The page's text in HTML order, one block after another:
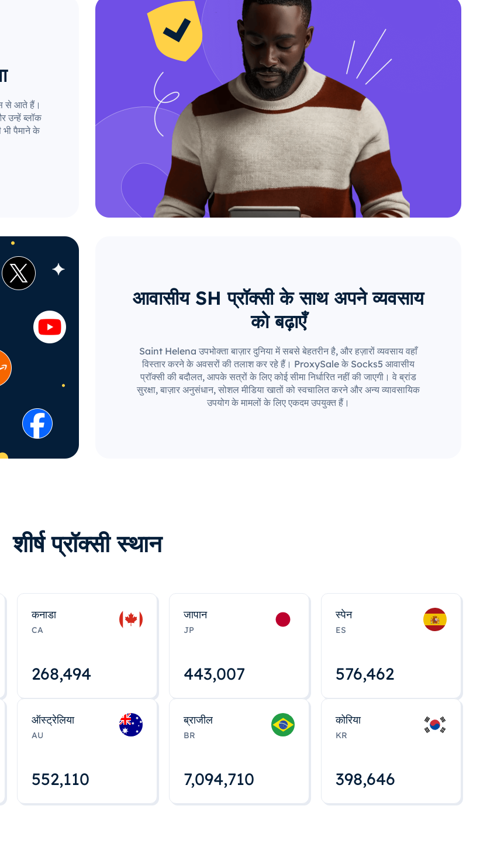
से आते हैं।
उन्हें ब्लॉक
पैमाने के
आवासीय SH प्रॉक्सी के साथ अपने व्यवसाय
को बढ़ाएँ
Saint Helena उपभोक्ता बाज़ार दुनिया में सबसे बेहतरीन है, और हज़ारों व्यवसाय वहाँ
विस्तार करने के अवसरों की तलाश कर रहे हैं। ProxySale के Socks5 आवासीय
प्रॉक्सी की बदौलत, आपके सत्रों के लिए कोई सीमा निर्धारित नहीं की जाएगी। वे ब्रांड
सुरक्षा, बाज़ार अनुसंधान, सोशल मीडिया खातों को स्वचालित करने और अन्य व्यावसायिक
उपयोग के मामलों के लिए एकदम उपयुक्त हैं।
शीर्ष प्रॉक्सी स्थान
कनाडा
CA
268,495
जापान
JP
443,008
स्पेन
ES
576,463
ऑस्ट्रेलिया
AU
552,112
ब्राजील
BR
7,094,712
कोरिया
KR
398,648